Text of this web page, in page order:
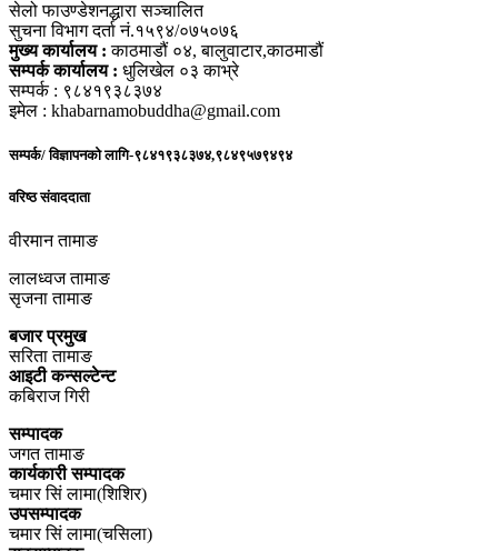
सेलो फाउण्डेशनद्धारा सञ्चालित
सुचना विभाग दर्ता नं.१५९४/०७५०७६
मुख्य कार्यालय : काठमाडौं ०४, बालुवाटार,काठमाडौं
सम्पर्क कार्यालय : धुलिखेल ०३ काभ्रे
सम्पर्क : ९८४१९३८३७४
इमेल : khabarnamobuddha@gmail.com
सम्पर्क/ विज्ञापनको लागि-९८४१९३८३७४,९८४९५७९४९४
वरिष्ठ संवाददाता
वीरमान तामाङ
लालध्वज तामाङ
सृजना तामाङ
बजार प्रमुख
सरिता तामाङ
आइटी कन्सल्टेन्ट
कबिराज गिरी
सम्पादक
जगत तामाङ
कार्यकारी सम्पादक
चमार सिं लामा(शिशिर)
उपसम्पादक
चमार सिं लामा(चसिला)